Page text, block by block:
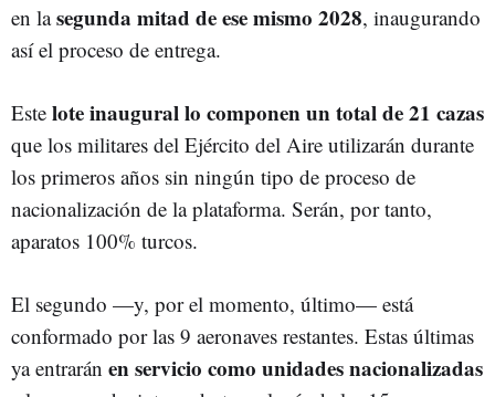
en lasegunda mitad de ese mismo 2028, inaugurando
así el proceso de entrega.
Este lote inaugural lo componen un total de 21 cazas
que los militares del Ejército del Aire utilizarán durante
los primeros años sin ningún tipo de proceso de
nacionalización de la plataforma. Serán, por tanto,
aparatos 100% turcos.
El segundo —y, por el momento, último— está
conformado por las 9 aeronaves restantes. Estas últimas
ya entrarán en servicio como unidades nacionalizadas